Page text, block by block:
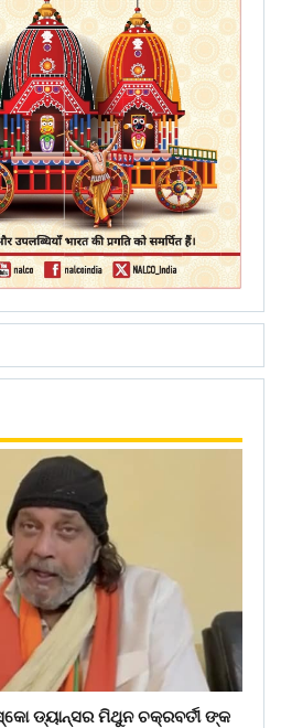
ଡ୍ୟାନ୍ସର ମିଥୁନ ଚକ୍ରବର୍ତୀ ଙ୍କ